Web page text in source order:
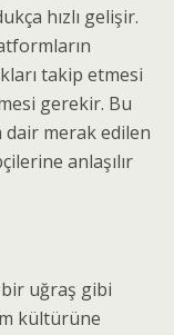
hızlı gelişir.
takip etmesi
gerekir. Bu
dair merak edilen
anlaşılır
uğraş gibi
kültürüne